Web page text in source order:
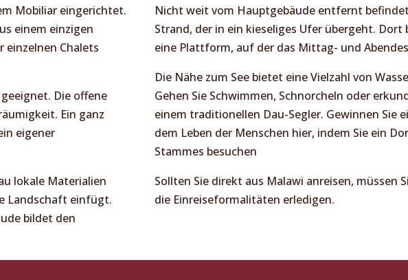
Mobiliar eingerichtet.
einem einzigen
einzelnen Chalets
Die offene
Ein ganz
eigener
lokale Materialien
Landschaft einfügt.
bildet den
Nicht weit vom Hauptgebäude entfernt
Strand, der in ein kieseliges Ufer übergeht. Dort
eine Plattform, auf der das Mittag- und
Die Nähe zum See bietet eine Vielzahl von
Gehen Sie Schwimmen, Schnorcheln oder
einem traditionellen Dau-Segler. Gewinnen Sie
dem Leben der Menschen hier, indem Sie ein
Stammes besuchen
Sollten Sie direkt aus Malawi anreisen, müssen
die Einreiseformalitäten erledigen.